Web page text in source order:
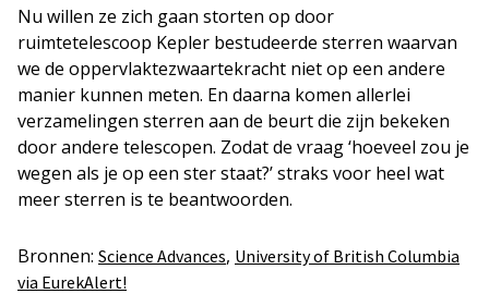
Nu willen ze zich gaan storten op door
ruimtetelescoop Kepler bestudeerde sterren waarvan
we de oppervlaktezwaartekracht niet op een andere
manier kunnen meten. En daarna komen allerlei
verzamelingen sterren aan de beurt die zijn bekeken
door andere telescopen. Zodat de vraag ‘hoeveel zou je
wegen als je op een ster staat?’ straks voor heel wat
meer sterren is te beantwoorden.
Bronnen: Science Advances, University of British Columbia
via EurekAlert!